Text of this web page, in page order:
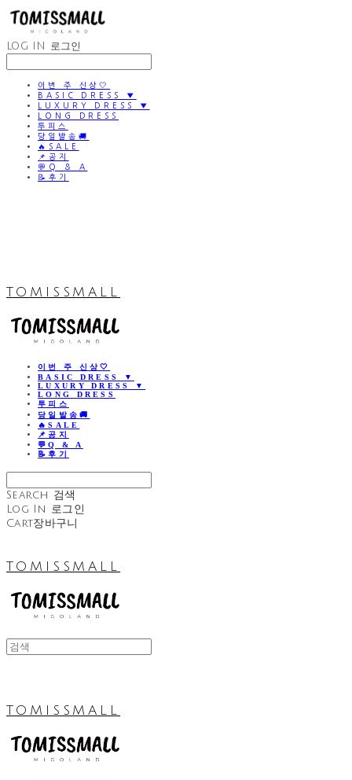
LOG IN 로그인
이번 주 신상🤍
BASIC DRESS ▼
LUXURY DRESS ▼
LONG DRESS
투피스
당일발송🚚
🔥SALE
📌공지
💬Q & A
📝후기
TOMISSMALL
이번 주 신상🤍
BASIC DRESS ▼
LUXURY DRESS ▼
LONG DRESS
투피스
당일발송🚚
🔥SALE
📌공지
💬Q & A
📝후기
Search 검색
Log In 로그인
Cart장바구니
TOMISSMALL
TOMISSMALL